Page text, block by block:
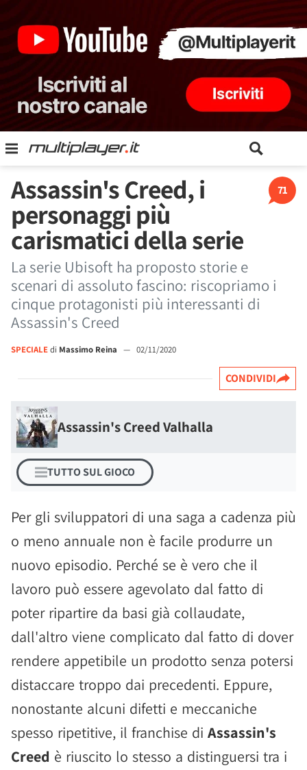
71
Assassin's Creed, i
personaggi più
carismatici della serie
La serie Ubisoft ha proposto storie e
scenari di assoluto fascino: riscopriamo i
cinque protagonisti più interessanti di
Assassin's Creed
SPECIALEdi Massimo Reina — 02/11/2020
CONDIVIDI
Assassin's Creed Valhalla
TUTTO SUL GIOCO
Per gli sviluppatori di una saga a cadenza più
o meno annuale non è facile produrre un
nuovo episodio. Perché se è vero che il
lavoro può essere agevolato dal fatto di
poter ripartire da basi già collaudate,
dall'altro viene complicato dal fatto di dover
rendere appetibile un prodotto senza potersi
distaccare troppo dai precedenti. Eppure,
nonostante alcuni difetti e meccaniche
spesso ripetitive, il franchise di Assassin's
Creed è riuscito lo stesso a distinguersi tra i